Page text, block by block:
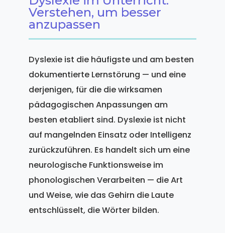
Verstehen, um besser
anzupassen
Dyslexie ist die häufigste und am besten
dokumentierte Lernstörung — und eine
derjenigen, für die die wirksamen
pädagogischen Anpassungen am
besten etabliert sind. Dyslexie ist nicht
auf mangelnden Einsatz oder Intelligenz
zurückzuführen. Es handelt sich um eine
neurologische Funktionsweise im
phonologischen Verarbeiten — die Art
und Weise, wie das Gehirn die Laute
entschlüsselt, die Wörter bilden.